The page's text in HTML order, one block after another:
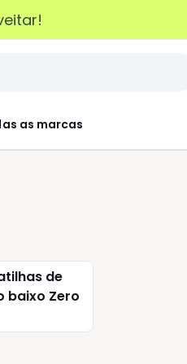
as marcas
de
baixo Zero